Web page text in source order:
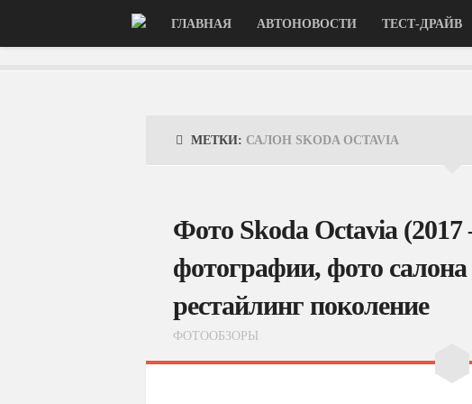
ГЛАВНАЯ АВТОНОВОСТИ ТЕСТ-ДРАЙВ
МЕТКИ: САЛОН SKODA OCTAVIA
Фото Skoda Octavia
фотографии, фото
рестайлинг поколение
ФОТООБЗОРЫ